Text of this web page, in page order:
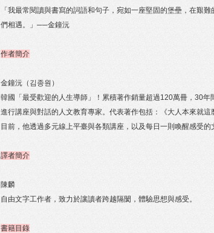
「我最常閱讀與書寫的詞語和句子，宛如一座堅固的堡壘，在艱
們相遇。」──金鐘沅
作者簡介
金鐘沅（김종원）
韓國「最受歡迎的人生導師」！累積著作銷量超過120萬冊，30
進行講座與對話的人文教育專家。代表著作包括：《大人本來就
目前，他透過多元線上平臺與各類講座，以及每日一則喚醒感受的
譯者簡介
陳麟
自由文字工作者，致力於讓讀者跨越隔閡，體驗思想與感受。
書籍目錄